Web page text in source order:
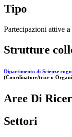
Tipo
Partecipazioni attive
Strutture
Dipartimento di Scienze
(Coordinatore/trice o
Aree Di
Settori